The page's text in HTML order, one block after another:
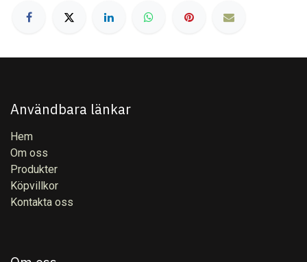
Användbara länkar
Hem
Om oss
Produkter
Köpvillkor
Kontakta oss